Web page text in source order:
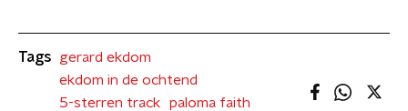
Tags
gerard ekdom
ekdom in de ochtend
5-sterren track
paloma faith